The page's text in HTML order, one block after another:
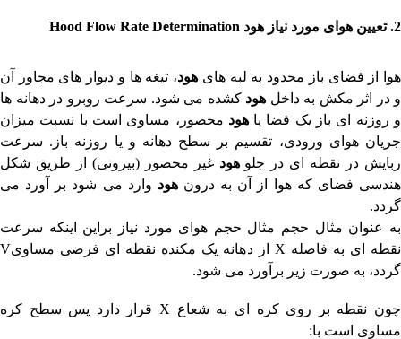
2. تعیین هوای مورد نیاز هود Hood Flow Rate Determination
هوا از فضای باز محدود به لبه های هود، تیغه ها و دیوار های مجاور آن
و در اثر مکش به داخل هودکشده می شود. سرعت روبرو در دهانه ها
و روزنه ای باز یک فضا یاهود محصور، مساوی است با نسبت میزان
جریان هوای ورودی، تقسیم بر سطح دهانه و یا روزنه باز. سرعت
ربایش در نقطه ای در جلوهودغیر محصور (بیرونی) از طریق شکل
هندسی فضای که هوا از آن به درونهود وارد می شود بر آورد می
گردد.
به عنوان مثال حجم مثال حجم هوای مورد نیاز براین اینکه سرعت
نقطه ای به فاصله X از دهانه یک مکنده نقطه ای فرضی مساویV
گردد، به صورت زیر برآورد می شود.
چون نقطه بر روی کره ای به شعاع X قرار دارد پس سطح کره
مساوی است با: